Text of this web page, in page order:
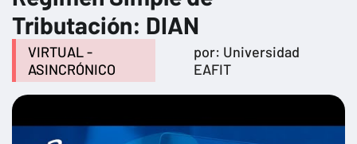
Tributación: DIAN
VIRTUAL -
ASINCRÓNICO
por: Universidad
EAFIT